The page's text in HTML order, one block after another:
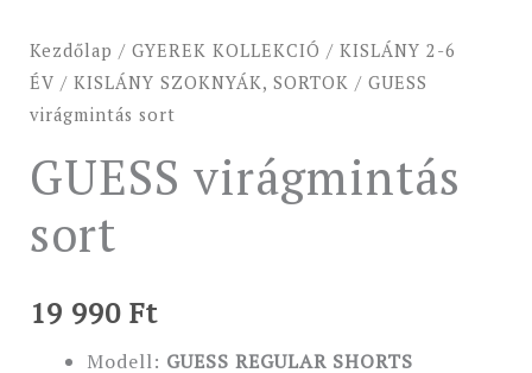
Kezdőlap / GYEREK KOLLEKCIÓ / KISLÁNY 2-6
ÉV / KISLÁNY SZOKNYÁK, SORTOK / GUESS
virágmintás sort
GUESS virágmintás
sort
19 990 Ft
Modell: GUESS REGULAR SHORTS